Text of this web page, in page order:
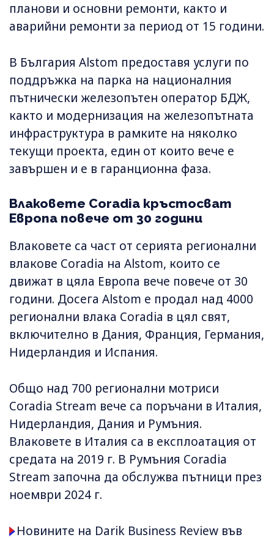
планови и основни ремонти, както и
аварийни ремонти за период от 15 години.
В България Alstom предоставя услуги по
поддръжка на парка на националния
пътнически железопътен оператор БДЖ,
както и модернизация на железопътната
инфраструктура в рамките на няколко
текущи проекта, един от които вече е
завършен и е в гаранционна фаза.
Влаковете Coradia кръстосват
Европа повече от 30 години
Влаковете са част от серията регионални
влакове Coradia на Alstom, които се
движат в цяла Европа вече повече от 30
години. Досега Alstom е продал над 4000
регионални влака Coradia в цял свят,
включително в Дания, Франция, Германия,
Нидерландия и Испания.
Общо над 700 регионални мотриси
Coradia Stream вече са поръчани в Италия,
Нидерландия, Дания и Румъния.
Влаковете в Италия са в експлоатация от
средата на 2019 г. В Румъния Coradia
Stream започна да обслужва пътници през
ноември 2024 г.
Новините на Darik Business Review във